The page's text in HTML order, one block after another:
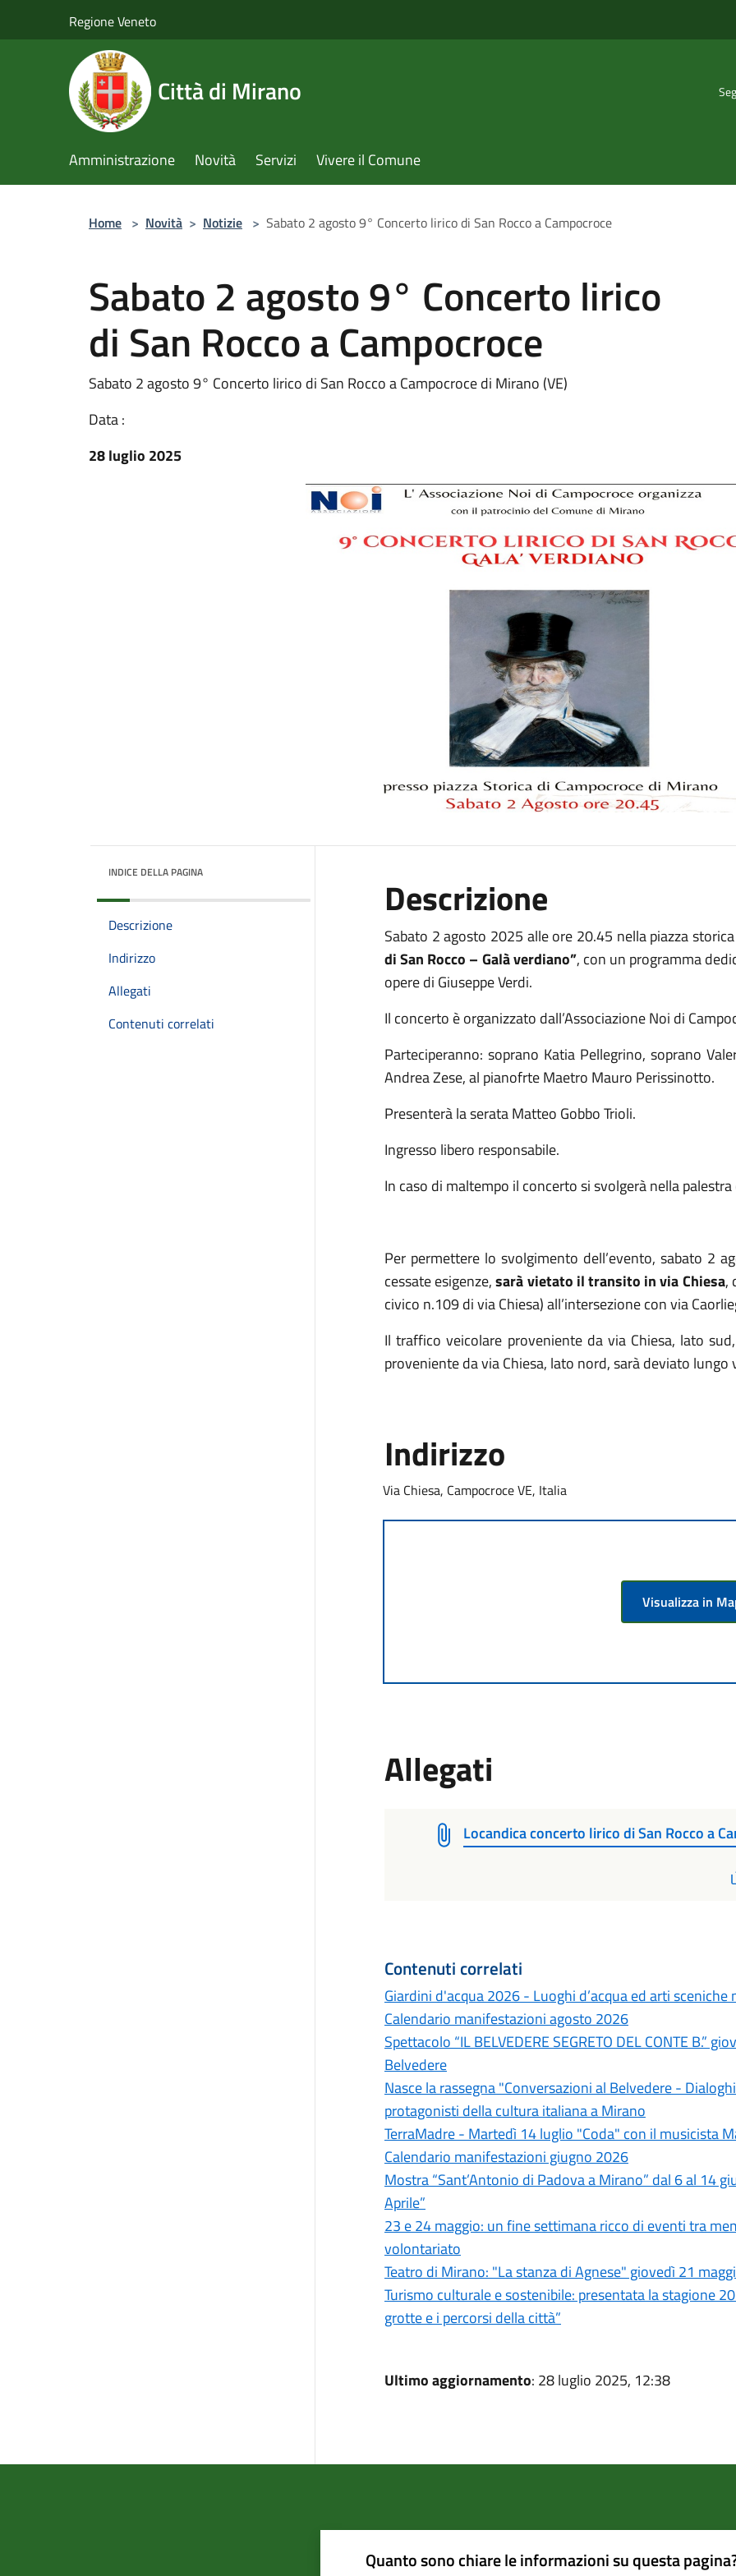
Regione Veneto
Città di Mirano
Amministrazione Novità Servizi Vivere il Comune
Home > Novità > Notizie > Sabato 2 agosto 9° Concerto lirico di San Rocco a Campocroce
Sabato 2 agosto 9° Concerto lirico
di San Rocco a Campocroce
Sabato 2 agosto 9° Concerto lirico di San Rocco a Campocroce di Mirano (VE)
Data :
28 luglio 2025
INDICE DELLA PAGINA
Descrizione
Indirizzo
Allegati
Contenuti correlati
Descrizione
Sabato 2 agosto 2025 alle ore 20.45 nella piazza
di San Rocco – Galà verdiano”, con un programma
opere di Giuseppe Verdi.
Il concerto è organizzato dall’Associazione Noi di
Parteciperanno: soprano Katia Pellegrino, soprano
Andrea Zese, al pianofrte Maetro Mauro Perissinotto.
Presenterà la serata Matteo Gobbo Trioli.
Ingresso libero responsabile.
In caso di maltempo il concerto si svolgerà nella
Per permettere lo svolgimento dell’evento, sabato 2
cessate esigenze,sarà vietato il transito in via Chiesa,
civico n.109 di via Chiesa) all’intersezione con via
Il traffico veicolare proveniente da via Chiesa, lato
proveniente da via Chiesa, lato nord, sarà deviato lungo
Indirizzo
Via Chiesa, Campocroce VE, Italia
Visualizza in
Allegati
Locandica concerto lirico di San Rocco a
Contenuti correlati
Giardini d'acqua 2026 - Luoghi d’acqua ed arti sceniche
Calendario manifestazioni agosto 2026
Spettacolo “IL BELVEDERE SEGRETO DEL CONTE B.”
Belvedere
Nasce la rassegna "Conversazioni al Belvedere -
protagonisti della cultura italiana a Mirano
TerraMadre - Martedì 14 luglio "Coda" con il musicista
Calendario manifestazioni giugno 2026
Mostra “Sant’Antonio di Padova a Mirano” dal 6 al 14
Aprile”
23 e 24 maggio: un fine settimana ricco di eventi tra
volontariato
Teatro di Mirano: "La stanza di Agnese" giovedì 21
Turismo culturale e sostenibile: presentata la stagione
grotte e i percorsi della città”
Ultimo aggiornamento: 28 luglio 2025, 12:38
Quanto sono chiare le informazioni su questa